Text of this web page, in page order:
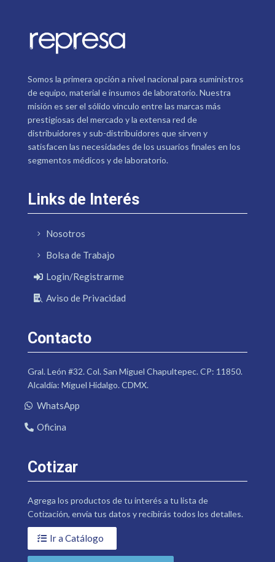
Somos la primera opción a nivel nacional para suministros
de equipo, material e insumos de laboratorio. Nuestra
misión es ser el sólido vínculo entre las marcas más
prestigiosas del mercado y la extensa red de
distribuidores y sub-distribuidores que sirven y
satisfacen las necesidades de los usuarios finales en los
segmentos médicos y de laboratorio.
Links de Interés
Nosotros
Bolsa de Trabajo
Login/Registrarme
Aviso de Privacidad
Contacto
Gral. León #32. Col. San Miguel Chapultepec. CP: 11850.
Alcaldía: Miguel Hidalgo. CDMX.
WhatsApp
Oficina
Cotizar
Agrega los productos de tu interés a tu lista de
Cotización, envía tus datos y recibirás todos los detalles.
Ir a Catálogo